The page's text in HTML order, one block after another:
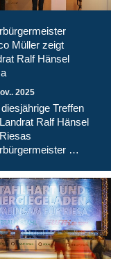
Müller zeigt
Ralf Hänsel
2025
Treffen
Ralf Hänsel
…